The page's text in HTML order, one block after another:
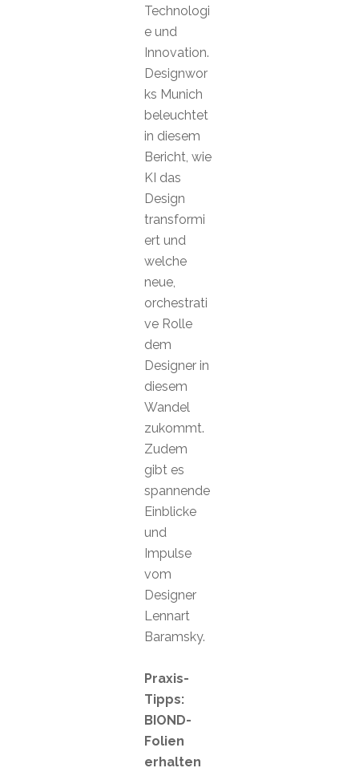
Technologi
e und
Innovation.
Designwor
ks Munich
beleuchtet
in diesem
Bericht, wie
KI das
Design
transformi
ert und
welche
neue,
orchestrati
ve Rolle
dem
Designer in
diesem
Wandel
zukommt.
Zudem
gibt es
spannende
Einblicke
und
Impulse
vom
Designer
Lennart
Baramsky.
Praxis-
Tipps:
BIOND-
Folien
erhalten